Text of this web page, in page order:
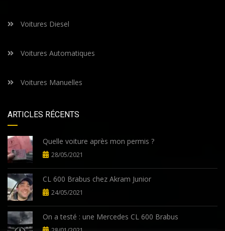
Voitures Diesel
Voitures Automatiques
Voitures Manuelles
ARTICLES RÉCENTS
Quelle voiture après mon permis ?
28/05/2021
CL 600 Brabus chez Akram Junior
24/05/2021
On a testé : une Mercedes CL 600 Brabus